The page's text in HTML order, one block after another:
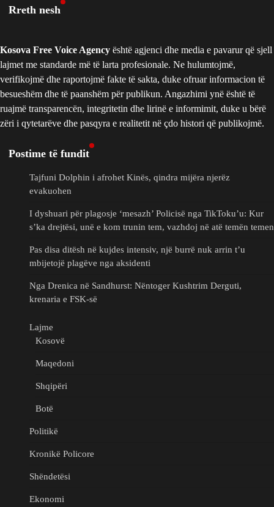
Rreth nesh
Kosova Free Voice Agency është agjenci dhe media e pavarur që sjell
lajmet me standarde më të larta profesionale. Ne hulumtojmë,
verifikojmë dhe raportojmë fakte të sakta, duke ofruar informacion të
besueshëm dhe të paanshëm për publikun. Angazhimi ynë është të
ruajmë transparencën, integritetin dhe lirinë e informimit, duke u bërë
zëri i qytetarëve dhe pasqyra e realitetit në çdo histori që publikojmë.
Postime të fundit
Tajfuni Dolphin i afrohet Kinës, qindra mijëra njerëz
evakuohen
I dyshuari për plagosje ‘mesazh’ Policisë nga TikToku’u: Kur
s’ka drejtësi, unë e kom trunin tem, vazhdoj në atë temën temen
Pas disa ditësh në kujdes intensiv, një burrë nuk arrin t’u
mbijetojë plagëve nga aksidenti
Nga Drenica në Sandhurst: Nëntoger Kushtrim Derguti,
krenaria e FSK-së
Lajme
Kosovë
Maqedoni
Shqipëri
Botë
Politikë
Kronikë Policore
Shëndetësi
Ekonomi